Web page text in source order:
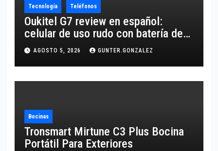
Tecnología Teléfonos
Oukitel G7 review en español:
celular de uso rudo con batería de
10,600 mAh
AGOSTO 5, 2026 GUNTER.GONZALEZ
Bocinas
Tronsmart Mirtune C3 Plus Bocina
Portátil Para Exteriores